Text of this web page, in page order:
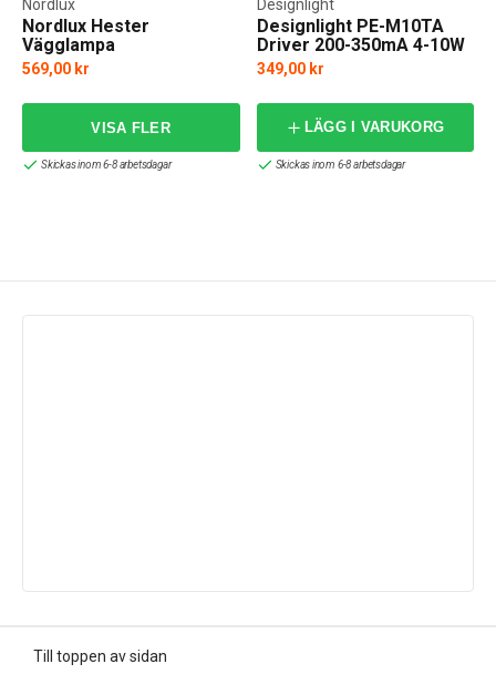
Nordlux Hester
Vägglampa
Nordlux
569,00 kr
Skickas inom 6-8 arbetsdagar
Designlight PE-M10TA
Driver 200-350mA 4-10W
Designlight
349,00 kr
LÄGG I VARUKORG
Skickas inom 6-8 arbetsdagar
Till toppen av sidan